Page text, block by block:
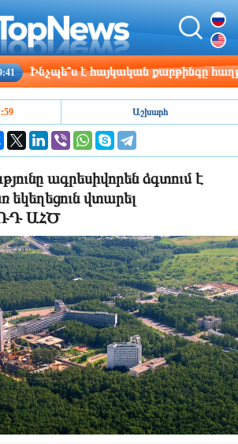
Ինչպե՞ս է հայկական քարթինգը
Աշխարհ
ագրեսիվորեն ձգտում է
եկեղեցուն վտարել
ՌԴ ԱՀԾ